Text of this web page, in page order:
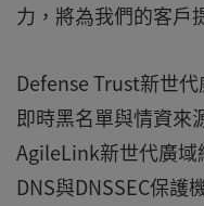
力，將為我們的客戶
Defense Trust新世
即時黑名單與情資來
AgileLink新世代廣域
DNS與DNSSEC保